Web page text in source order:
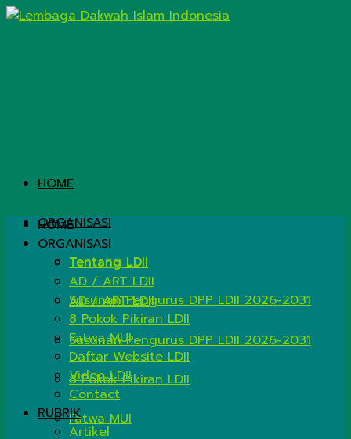
HOME
ORGANISASI
Tentang LDII
AD / ART LDII
Susunan Pengurus DPP LDII 2026-2031
8 Pokok Pikiran LDII
Fatwa MUI
HOME
ORGANISASI
Tentang LDII
AD / ART LDII
Susunan Pengurus DPP LDII 2026-2031
8 Pokok Pikiran LDII
Fatwa MUI
Daftar Website LDII
Video LDII
Contact
RUBRIK
Artikel